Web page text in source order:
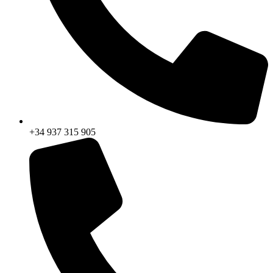
+34 937 315 905